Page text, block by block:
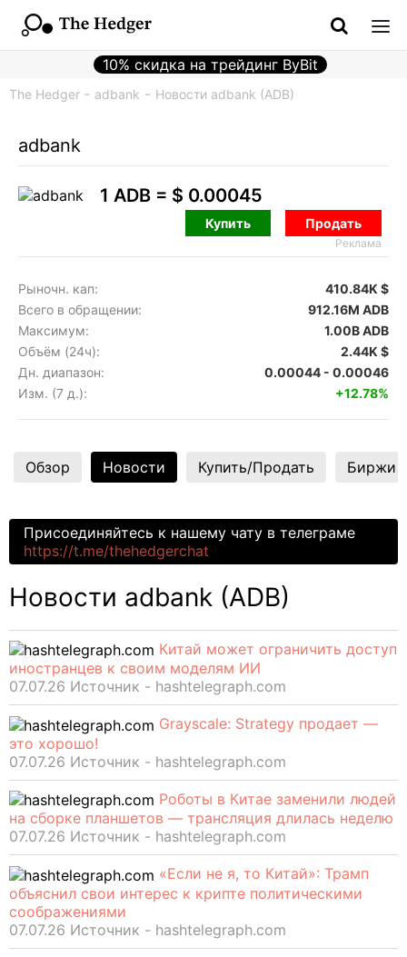
10% скидка на трейдинг ByBit
The Hedger adbank Новости adbank (ADB)
adbank
1 ADB = $ 0.00045
Купить Продать
Реклама
Рыночн. кап:
410.84K $
Всего в обращении:
912.16M ADB
Максимум:
1.00B ADB
Объём (24ч):
2.44K $
Дн. диапазон:
0.00044 - 0.00046
Изм. (7 д.):
+12.78%
Обзор Новости Купить/Продать Биржи
Присоединяйтесь к нашему чату в телеграме
https://t.me/thehedgerchat
Новости adbank (ADB)
Китай может ограничить доступ
иностранцев к своим моделям ИИ
07.07.26 Источник - hashtelegraph.com
Grayscale: Strategy продает —
это хорошо!
07.07.26 Источник - hashtelegraph.com
Роботы в Китае заменили людей
на сборке планшетов — трансляция длилась неделю
07.07.26 Источник - hashtelegraph.com
«Если не я, то Китай»: Трамп
объяснил свои интерес к крипте политическими
соображениями
07.07.26 Источник - hashtelegraph.com